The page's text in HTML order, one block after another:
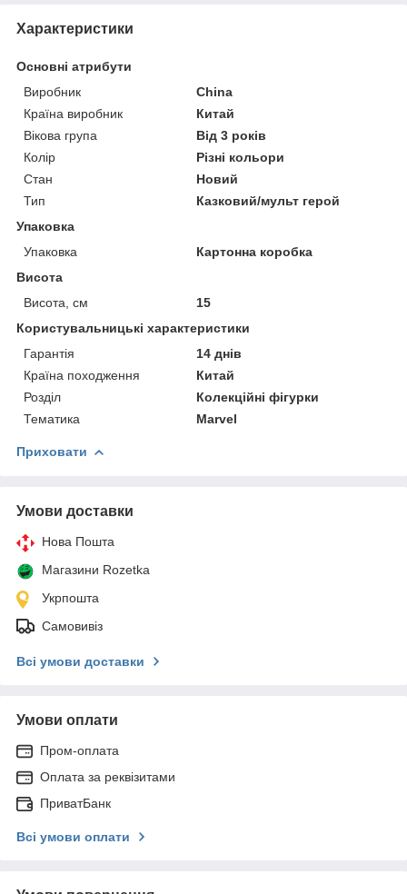
Характеристики
Основні атрибути
Виробник
China
Країна виробник
Китай
Вікова група
Від 3 років
Колір
Різні кольори
Стан
Новий
Тип
Казковий/мульт герой
Упаковка
Упаковка
Картонна коробка
Висота
Висота, см
15
Користувальницькі характеристики
Гарантія
14 днів
Країна походження
Китай
Розділ
Колекційні фігурки
Тематика
Marvel
Приховати
Умови доставки
Нова Пошта
Магазини Rozetka
Укрпошта
Самовивіз
Всі умови доставки
Умови оплати
Пром-оплата
Оплата за реквізитами
ПриватБанк
Всі умови оплати